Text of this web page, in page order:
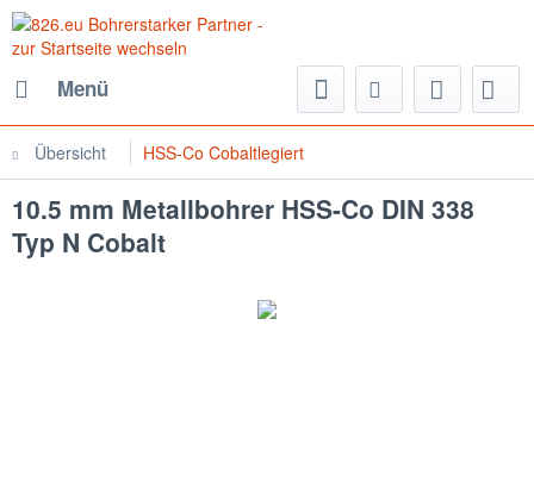
Menü
Übersicht HSS-Co Cobaltlegiert
10.5 mm Metallbohrer HSS-Co DIN 338
Typ N Cobalt